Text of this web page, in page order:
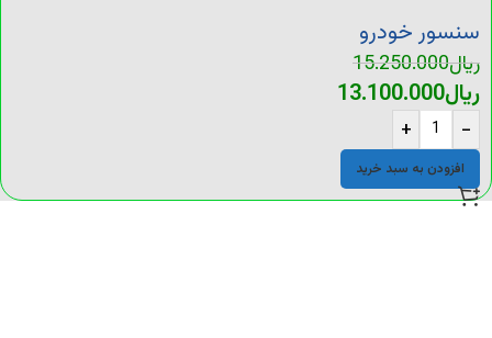
سنسور خودرو
ریال15.250.000
ریال13.100.000
-
+
افزودن به سبد خرید